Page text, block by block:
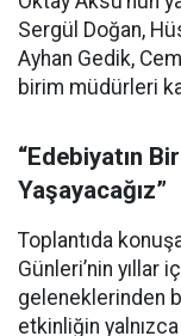
Sergül Doğan,
Ayhan Gedik,
birim müdürleri
“Edebiyatın
Yaşayacağız”
Toplantıda
Günleri’nin
geleneklerinden
etkinliğin